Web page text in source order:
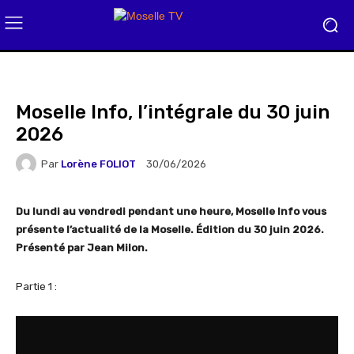
Moselle Info, l’intégrale du 30 juin
2026
Par Lorène FOLIOT 30/06/2026
Du lundi au vendredi pendant une heure, Moselle Info vous
présente l’actualité de la Moselle. Édition du 30 juin 2026.
Présenté par Jean Milon.
Partie 1 :